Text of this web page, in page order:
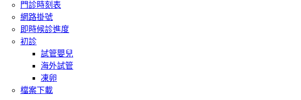
門診時刻表
網路掛號
即時候診進度
初診
試管嬰兒
海外試管
凍卵
檔案下載